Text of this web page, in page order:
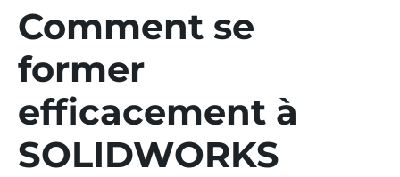
Comment se
former
efficacement à
SOLIDWORKS